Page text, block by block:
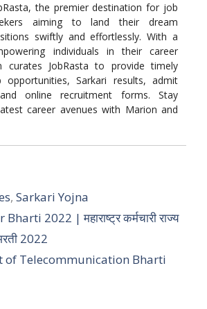
the premier destination for job
aiming to land their dream
swiftly and effortlessly. With a
individuals in their career
curates JobRasta to provide timely
Sarkari results, admit
online recruitment forms. Stay
career avenues with Marion and
,Sarkari Yojna
2022 | महाराष्ट्र कर्मचारी राज्य
2022
of Telecommunication Bharti